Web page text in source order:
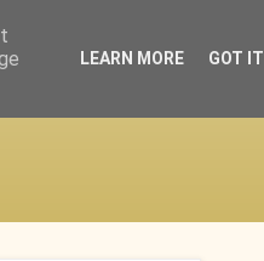
LEARN MORE GOT IT